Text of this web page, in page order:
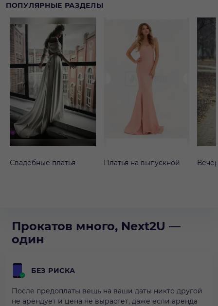
ПОПУЛЯРНЫЕ РАЗДЕЛЫ
Свадебные платья Платья на выпускной
Прокатов много, Next2U —
один
БЕЗ РИСКА
После предоплаты вещь на ваши даты никто другой
не арендует и цена не вырастет, даже если аренда